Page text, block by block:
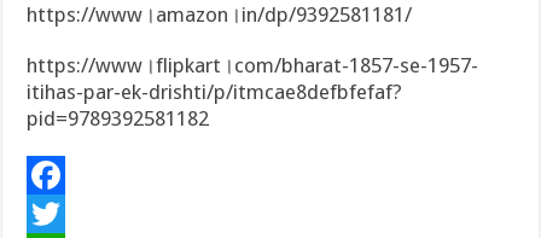
https://www।amazon।in/dp/9392581181/
https://www।flipkart।com/bharat-1857-se-1957-
itihas-par-ek-drishti/p/itmcae8defbfefaf?
pid=9789392581182
F